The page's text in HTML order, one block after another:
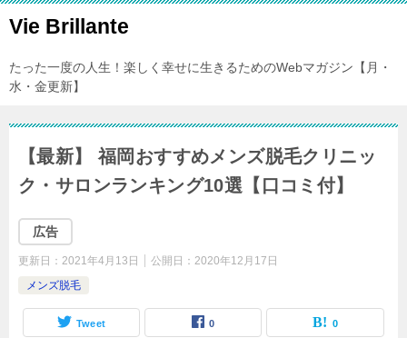
Vie Brillante
たった一度の人生！楽しく幸せに生きるためのWebマガジン【月・
水・金更新】
【最新】 福岡おすすめメンズ脱毛クリニッ
ク・サロンランキング10選【口コミ付】
広告
更新日： 2021年4月13日 公開日： 2020年12月17日
メンズ脱毛
Tweet 0 0